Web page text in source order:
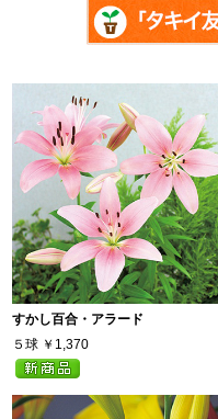
すかし百合・アラード
５球 ￥1,370